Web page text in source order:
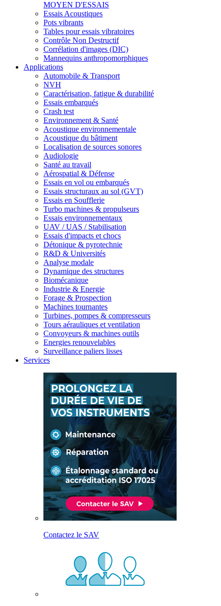
MOYEN D'ESSAIS
Essais Acoustiques
Pots vibrants
Tables pour essais vibratoires
Contrôle Non Destructif
Corrélation d'images (DIC)
Mannequins anthropomorphiques
Applications
Automobile & Transport
NVH
Caractérisation, fatigue & durabilité
Essais embarqués
Crash test
Environnement & Santé
Acoustique environnementale
Acoustique du bâtiment
Localisation de sources sonores
Audiologie
Santé au travail
Aérospatial & Défense
Essais en vol ou embarqués
Essais structuraux au sol (GVT)
Essais en Soufflerie
Turbo machines & propulseurs
Essais environnementaux
UAV / UAS / Stabilisation
Essais d'impacts et chocs
Détonique & pyrotechnie
R&D & Universités
Analyse modale
Dynamique des structures
Biomécanique
Industrie & Energie
Forage & Prospection
Machines tournantes
Turbines, pompes & compresseurs
Tours aérauliques et ventilation
Convoyeurs & machines outils
Energies renouvelables
Surveillance paliers lisses
Services
Contactez le SAV